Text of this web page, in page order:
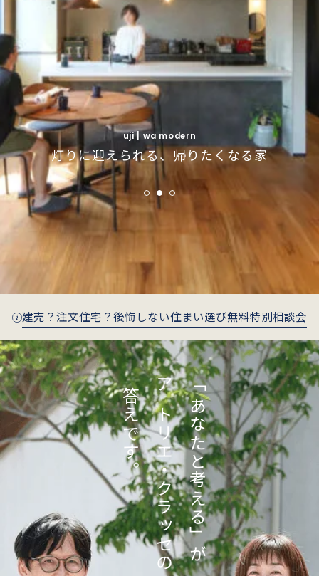
uji | simple modern
インナーガレージで叶えるインダストリアルな
暮らし
fushimi | wa modern
季節がそっと寄り添う、庭とつながる住まい
uji | wa modern
灯りに迎えられる、帰りたくなる家
uji | simple modern
インナーガレージで叶えるインダストリアルな
暮らし
fushimi | wa modern
季節がそっと寄り添う、庭とつながる住まい
建売？注文住宅？後悔しない住まい選び無料特別相談会
「あなたと考える」が
アトリエ・クラッセの
答えです。